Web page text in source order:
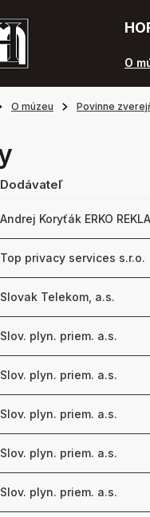
O
O múzeu Povinne
Dodávateľ
Andrej Koryťák ERKO
Top privacy services s.r.o.
Slovak Telekom, a.s.
Slov. plyn. priem. a.s.
Slov. plyn. priem. a.s.
Slov. plyn. priem. a.s.
Slov. plyn. priem. a.s.
Slov. plyn. priem. a.s.